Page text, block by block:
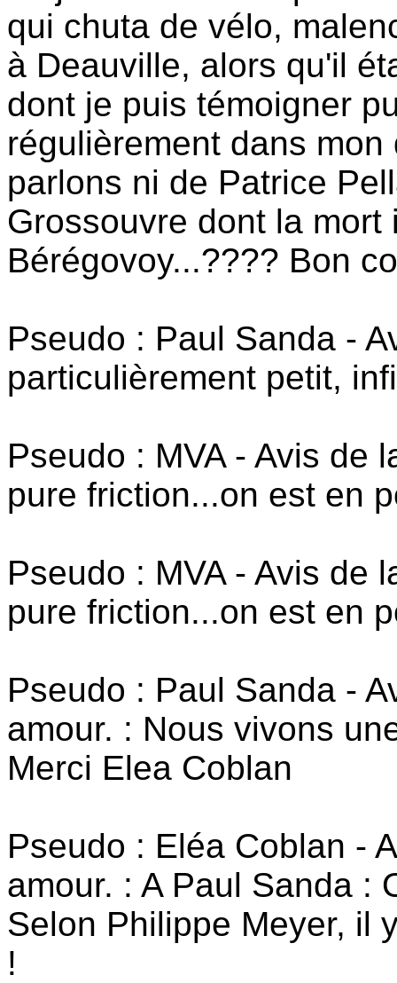
qui chuta de vélo,
à Deauville, alors qu'il
dont je puis témoigner
régulièrement dans
parlons ni de Patrice
Grossouvre dont la
Bérégovoy...???? Bon
Pseudo : Paul Sanda -
particulièrement petit,
Pseudo : MVA - Avis de
pure friction...on est en
Pseudo : MVA - Avis de
pure friction...on est en
Pseudo : Paul Sanda -
amour. : Nous vivons
Merci Elea Coblan
Pseudo : Eléa Coblan -
amour. : A Paul Sanda :
Selon Philippe Meyer, il
!